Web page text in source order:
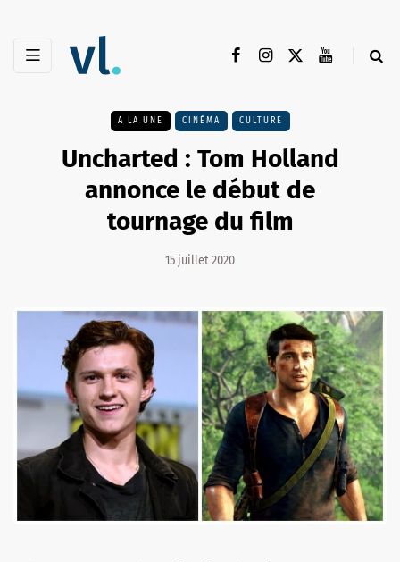
A LA UNE CINÉMA CULTURE
Uncharted : Tom Holland
annonce le début de
tournage du film
15 juillet 2020